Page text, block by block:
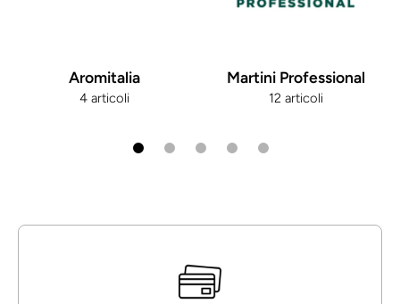
Aromitalia
4 articoli
Martini Professional
12 articoli